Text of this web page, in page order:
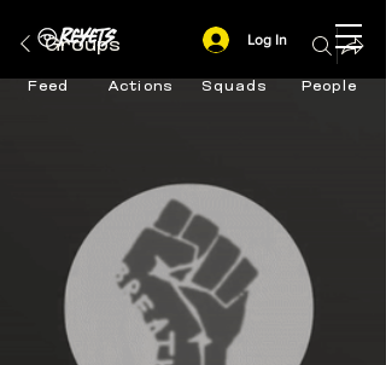
Feed Actions Squads People
Log In
Groups